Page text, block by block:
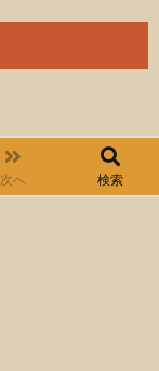
次へ 検索